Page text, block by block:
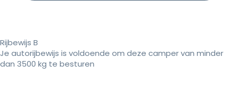
Rijbewijs B
Je autorijbewijs is voldoende om deze camper van minder
dan 3500 kg te besturen